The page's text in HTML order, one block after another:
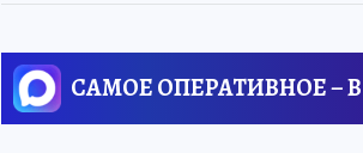
САМОЕ ОПЕРАТИВНОЕ –